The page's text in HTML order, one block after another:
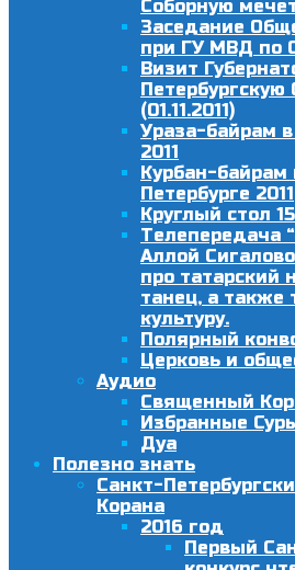
Соборную
Заседание
при ГУ МВД по
Визит
(01.11.2011)
Ураза-байрам
2011
Курбан-байрам
Петербурге 2011
Круглый стол
Телепередача
Аллой
про татарский
танец, а также
культуру.
Полярный
Церковь и
Аудио
Священный
Избранные
Дуа
Полезно знать
Санкт-
Корана
2016 год
Первый